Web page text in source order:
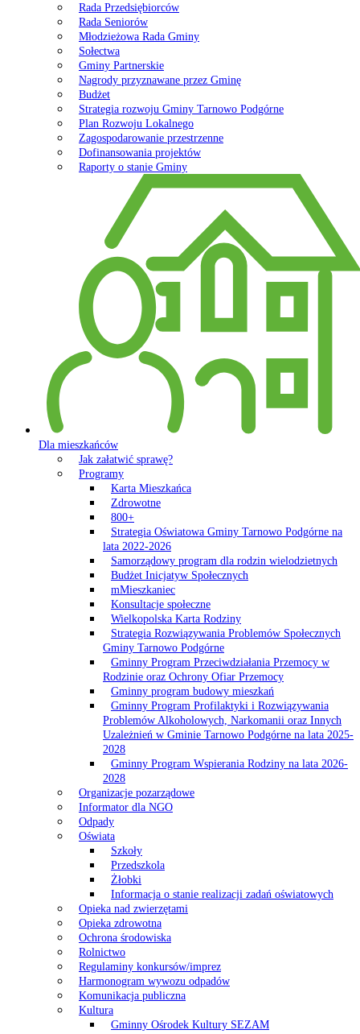
Rada Przedsiębiorców
Rada Seniorów
Młodzieżowa Rada Gminy
Sołectwa
Gminy Partnerskie
Nagrody przyznawane przez Gminę
Budżet
Strategia rozwoju Gminy Tarnowo Podgórne
Plan Rozwoju Lokalnego
Zagospodarowanie przestrzenne
Dofinansowania projektów
Raporty o stanie Gminy
Dla mieszkańców
Jak załatwić sprawę?
Programy
Karta Mieszkańca
Zdrowotne
800+
Strategia Oświatowa Gminy Tarnowo Podgórne na
lata 2022-2026
Samorządowy program dla rodzin wielodzietnych
Budżet Inicjatyw Społecznych
mMieszkaniec
Konsultacje społeczne
Wielkopolska Karta Rodziny
Strategia Rozwiązywania Problemów Społecznych
Gminy Tarnowo Podgórne
Gminny Program Przeciwdziałania Przemocy w
Rodzinie oraz Ochrony Ofiar Przemocy
Gminny program budowy mieszkań
Gminny Program Profilaktyki i Rozwiązywania
Problemów Alkoholowych, Narkomanii oraz Innych
Uzależnień w Gminie Tarnowo Podgórne na lata 2025-
2028
Gminny Program Wspierania Rodziny na lata 2026-
2028
Organizacje pozarządowe
Informator dla NGO
Odpady
Oświata
Szkoły
Przedszkola
Żłobki
Informacja o stanie realizacji zadań oświatowych
Opieka nad zwierzętami
Opieka zdrowotna
Ochrona środowiska
Rolnictwo
Regulaminy konkursów/imprez
Harmonogram wywozu odpadów
Komunikacja publiczna
Kultura
Gminny Ośrodek Kultury SEZAM